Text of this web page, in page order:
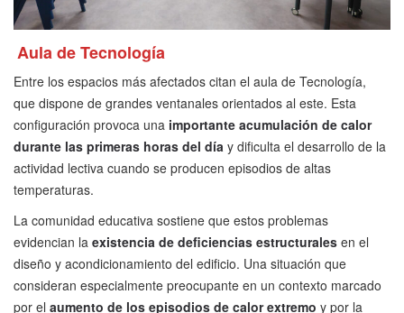
Aula de Tecnología
Entre los espacios más afectados citan el aula de Tecnología,
que dispone de grandes ventanales orientados al este. Esta
configuración provoca una importante acumulación de calor
durante las primeras horas del día y dificulta el desarrollo de la
actividad lectiva cuando se producen episodios de altas
temperaturas.
La comunidad educativa sostiene que estos problemas
evidencian la existencia de deficiencias estructurales en el
diseño y acondicionamiento del edificio. Una situación que
consideran especialmente preocupante en un contexto marcado
por el aumento de los episodios de calor extremo y por la